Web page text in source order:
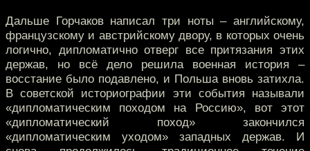
Дальше Горчаков написал три ноты – английскому,
французскому и австрийскому двору, в которых очень
логично, дипломатично отверг все притязания этих
держав, но всё дело решила военная история –
восстание было подавлено, и Польша вновь затихла.
В советской историографии эти события называли
«дипломатическим походом на Россию», вот этот
«дипломатический поход» закончился
«дипломатическим уходом» западных держав. И